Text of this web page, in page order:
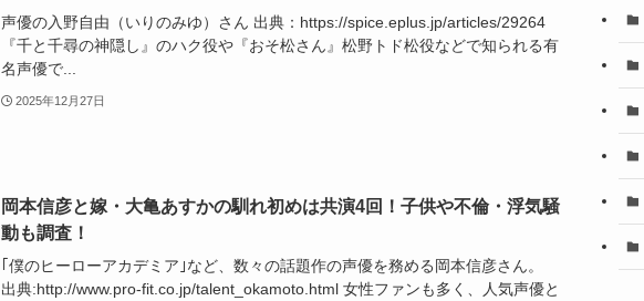
声優の入野自由（いりのみゆ）さん 出典：https://spice.eplus.jp/articles/29264
『千と千尋の神隠し』のハク役や『おそ松さん』松野トド松役などで知られる有
名声優で...
2025年12月27日
岡本信彦と嫁・大亀あすかの馴れ初めは共演4回！子供や不倫・浮気騒
動も調査！
｢僕のヒーローアカデミア｣など、数々の話題作の声優を務める岡本信彦さん。
出典:http://www.pro-fit.co.jp/talent_okamoto.html 女性ファンも多く、人気声優と